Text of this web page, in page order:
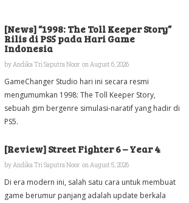
[News] “1998: The Toll Keeper Story”
Rilis di PS5 pada Hari Game
Indonesia
byAndika Tri Saputra Noor on August 6, 2026
GameChanger Studio hari ini secara resmi
mengumumkan 1998: The Toll Keeper Story,
sebuah gim bergenre simulasi-naratif yang hadir di
PS5.
[Review] Street Fighter 6 – Year 4
byAndika Tri Saputra Noor on August 5, 2026
Di era modern ini, salah satu cara untuk membuat
game berumur panjang adalah update berkala